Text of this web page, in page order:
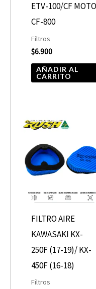
ETV-100/CF MOTO
CF-800
Filtros
$6.900
AÑADIR AL
CARRITO
FILTRO AIRE
KAWASAKI KX-
250F (17-19)/ KX-
450F (16-18)
Filtros